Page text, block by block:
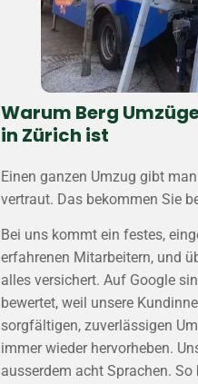
Warum Berg
in Zürich ist
Einen ganzen Umzug gibt
vertraut. Das bekommen Sie
Bei uns kommt ein festes,
erfahrenen Mitarbeitern, und
alles versichert. Auf Google
bewertet, weil unsere
sorgfältigen, zuverlässigen
immer wieder hervorheben.
ausserdem acht Sprachen.